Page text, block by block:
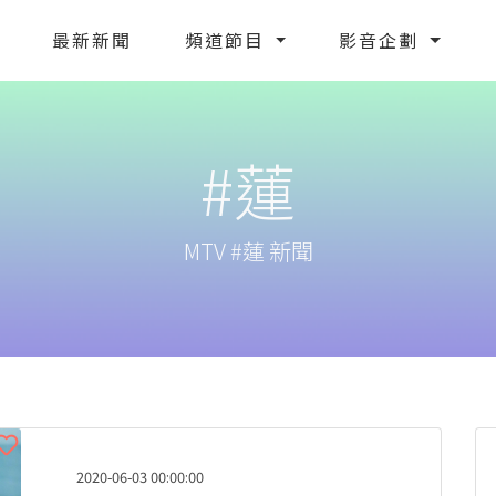
最新新聞 頻道節目 影音企劃
#蓮
MTV #蓮 新聞
2020-06-03 00:00:00